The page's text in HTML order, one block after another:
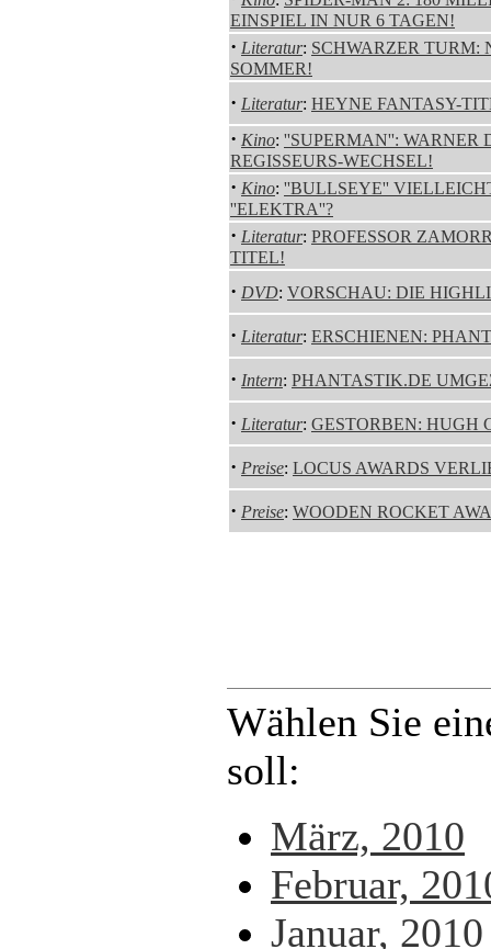
EINSPIEL IN NUR 6 TAGEN!
· Literatur: SCHWARZER TURM:
SOMMER!
· Literatur: HEYNE FANTASY-
· Kino: ''SUPERMAN'': WARNER
REGISSEURS-WECHSEL!
· Kino: ''BULLSEYE''
''ELEKTRA''?
· Literatur: PROFESSOR
TITEL!
· DVD: VORSCHAU: DIE
· Literatur: ERSCHIENEN:
· Intern: PHANTASTIK.DE
· Literatur: GESTORBEN: HUGH
· Preise: LOCUS AWARDS
· Preise: WOODEN ROCKET
Wählen Sie
soll:
März, 2010
Februar,
Januar, 2010